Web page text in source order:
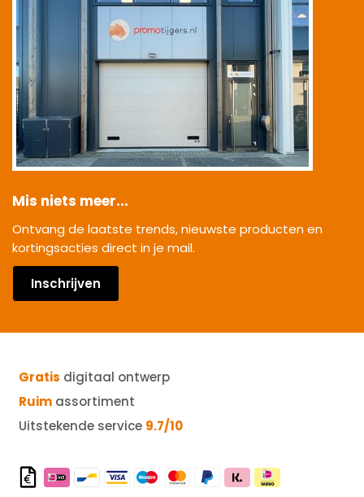
Mis niets meer...
Ontvang de laatste trends, nieuwste producten en
kortingsacties direct in je mail.
Inschrijven
Gratis digitaal ontwerp
Ruim assortiment
Uitstekende service 9.7/10